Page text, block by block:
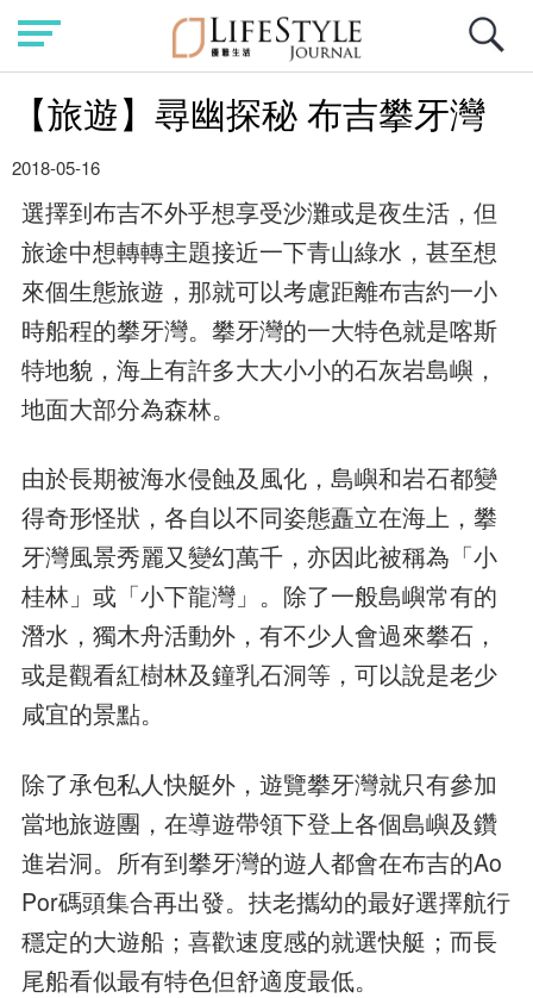
【旅遊】尋幽探秘 布吉攀牙灣
2018-05-16
選擇到布吉不外乎想享受沙灘或是夜生活，但
旅途中想轉轉主題接近一下青山綠水，甚至想
來個生態旅遊，那就可以考慮距離布吉約一小
時船程的攀牙灣。攀牙灣的一大特色就是喀斯
特地貌，海上有許多大大小小的石灰岩島嶼，
地面大部分為森林。
由於長期被海水侵蝕及風化，島嶼和岩石都變
得奇形怪狀，各自以不同姿態矗立在海上，攀
牙灣風景秀麗又變幻萬千，亦因此被稱為「小
桂林」或「小下龍灣」。除了一般島嶼常有的
潛水，獨木舟活動外，有不少人會過來攀石，
或是觀看紅樹林及鐘乳石洞等，可以說是老少
咸宜的景點。
除了承包私人快艇外，遊覽攀牙灣就只有參加
當地旅遊團，在導遊帶領下登上各個島嶼及鑽
進岩洞。所有到攀牙灣的遊人都會在布吉的Ao
Por碼頭集合再出發。扶老攜幼的最好選擇航行
穩定的大遊船；喜歡速度感的就選快艇；而長
尾船看似最有特色但舒適度最低。